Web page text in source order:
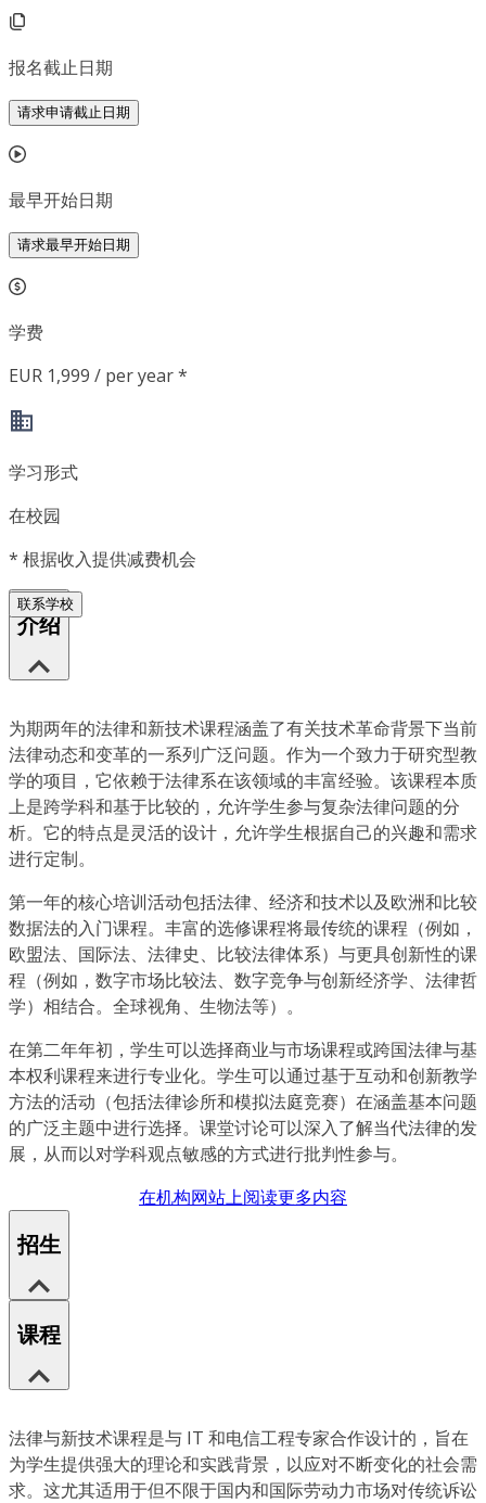
报名截止日期
请求申请截止日期
最早开始日期
请求最早开始日期
学费
EUR 1,999 / per year *
学习形式
在校园
* 根据收入提供减费机会
联系学校
介绍
为期两年的法律和新技术课程涵盖了有关技术革命背景下当前
法律动态和变革的一系列广泛问题。作为一个致力于研究型教
学的项目，它依赖于法律系在该领域的丰富经验。该课程本质
上是跨学科和基于比较的，允许学生参与复杂法律问题的分
析。它的特点是灵活的设计，允许学生根据自己的兴趣和需求
进行定制。
第一年的核心培训活动包括法律、经济和技术以及欧洲和比较
数据法的入门课程。丰富的选修课程将最传统的课程（例如，
欧盟法、国际法、法律史、比较法律体系）与更具创新性的课
程（例如，数字市场比较法、数字竞争与创新经济学、法律哲
学）相结合。全球视角、生物法等）。
在第二年年初，学生可以选择商业与市场课程或跨国法律与基
本权利课程来进行专业化。学生可以通过基于互动和创新教学
方法的活动（包括法律诊所和模拟法庭竞赛）在涵盖基本问题
的广泛主题中进行选择。课堂讨论可以深入了解当代法律的发
展，从而以对学科观点敏感的方式进行批判性参与。
在机构网站上阅读更多内容
招生
课程
法律与新技术课程是与 IT 和电信工程专家合作设计的，旨在
为学生提供强大的理论和实践背景，以应对不断变化的社会需
求。这尤其适用于但不限于国内和国际劳动力市场对传统诉讼